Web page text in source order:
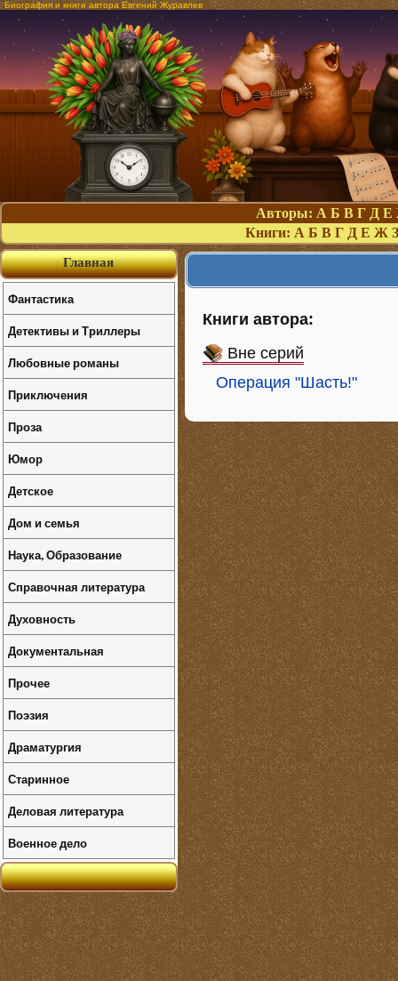
Биография и книги автора Евгений Журавлев
Авторы: А Б В Г Д Е
Книги: А Б В Г Д Е Ж З
Книги автора:
Вне серий
Операция "Шасть!"
Главная
Фантастика
Детективы и Триллеры
Любовные романы
Приключения
Проза
Юмор
Детское
Дом и семья
Наука, Образование
Справочная литература
Духовность
Документальная
Прочее
Поэзия
Драматургия
Старинное
Деловая литература
Военное дело